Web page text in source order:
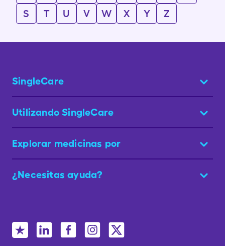
S
T U V W X Y Z
SingleCare
Utilizando SingleCare
Explorar medicinas por
¿Necesitas ayuda?